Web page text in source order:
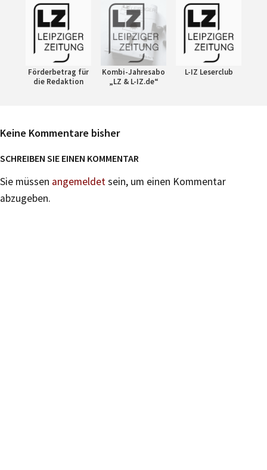
Förderbetrag für
die Redaktion
Kombi-Jahresabo
„LZ & L-IZ.de“
L-IZ Leserclub
Keine Kommentare bisher
SCHREIBEN SIE EINEN KOMMENTAR
Sie müssen angemeldetsein, um einen Kommentar
abzugeben.